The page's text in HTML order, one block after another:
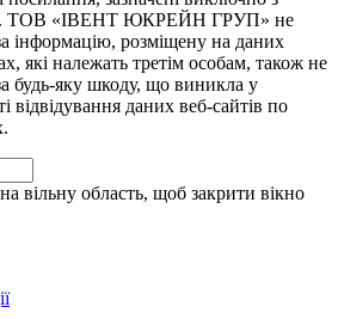
ТОВ «ІВЕНТ ЮКРЕЙН ГРУП» не
інформацію, розміщену на даних
які належать третім особам, також не
будь-яку шкоду, що виникла у
відвідування даних веб-сайтів по
вільну область, щоб закрити вікно